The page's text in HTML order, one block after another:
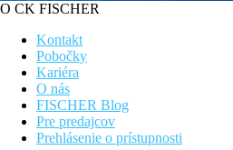
O CK FISCHER
Kontakt
Pobočky
Kariéra
O nás
FISCHER Blog
Pre predajcov
Prehlásenie o prístupnosti